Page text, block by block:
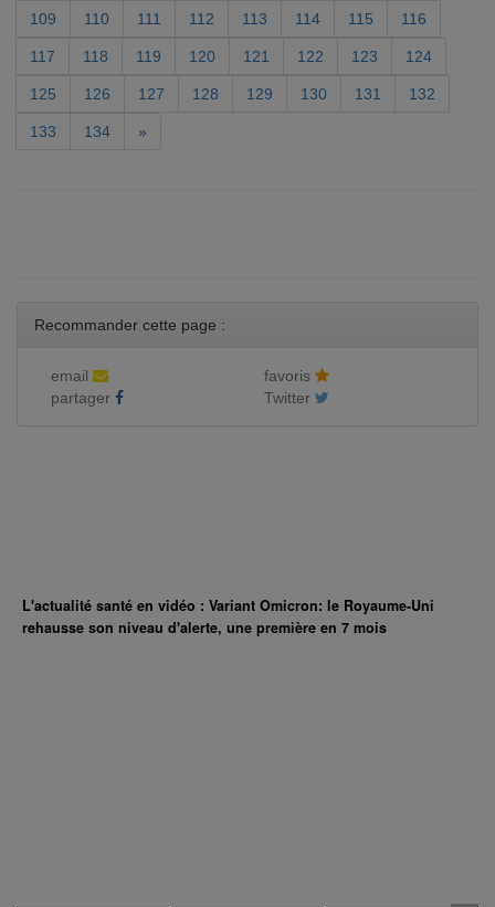
109 110 111 112 113 114 115 116
117 118 119 120 121 122 123 124
125 126 127 128 129 130 131 132
133 134 »
Recommander cette page :
email
favoris
partager
Twitter
L'actualité santé en vidéo : Variant Omicron: le Royaume-Uni
rehausse son niveau d'alerte, une première en 7 mois